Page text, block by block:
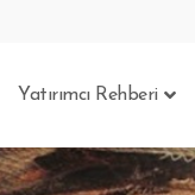
Yatırımcı Rehberi